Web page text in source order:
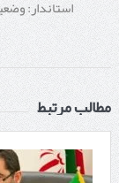
استاندار:
مطالب مرتبط